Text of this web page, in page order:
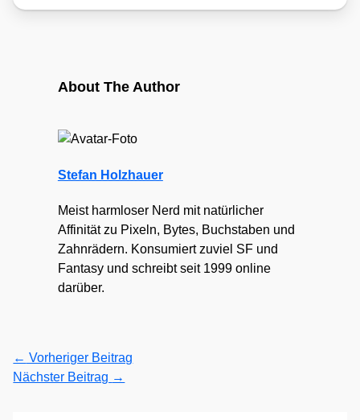
About The Author
Stefan Holzhauer
Meist harmloser Nerd mit natürlicher
Affinität zu Pixeln, Bytes, Buchstaben und
Zahnrädern. Konsumiert zuviel SF und
Fantasy und schreibt seit 1999 online
darüber.
← Vorheriger Beitrag
Nächster Beitrag →